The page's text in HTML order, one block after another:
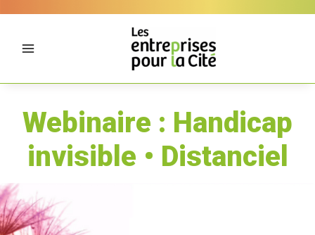
Webinaire : Handicap
invisible • Distanciel